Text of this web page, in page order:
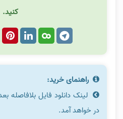
کنید.
راهنمای خرید:
لینک دانلود فایل بلافاصله
در خواهد آمد.